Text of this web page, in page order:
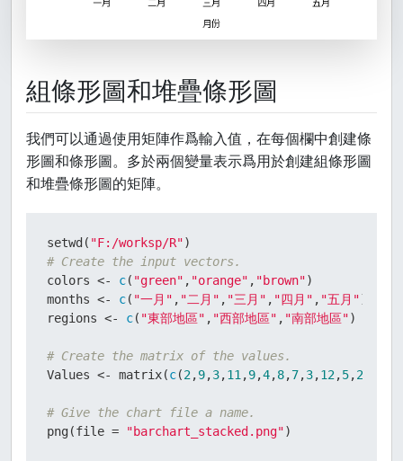
組條形圖和堆疊條形圖
我們可以通過使用矩陣作爲輸入值，在每個欄中創建條
形圖和條形圖。多於兩個變量表示爲用於創建組條形圖
和堆疊條形圖的矩陣。
setwd ( "F:/worksp/R")
# Create the input vectors.
colors <- c( "green" , "orange" , "brown")
months <- c( "一月" , "二月" , "三月" , "四月" , "五月")
regions <- c( "東部地區" , "西部地區" , "南部地區")
# Create the matrix of the values.
Values <- matrix(c(2 ,9,3,11 ,9,4,8,7,3,12 ,5,2
# Give the chart file a name.
png(file = "barchart_stacked.png")